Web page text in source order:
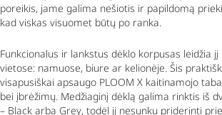
poreikis, jame galima nešiotis ir papildomą
kad viskas visuomet būtų po ranka.
Funkcionalus ir lankstus dėklo korpusas leidžia
vietose: namuose, biure ar kelionėje. Šis
visapusiškai apsaugo PLOOM X kaitinamojo
bei įbrėžimų. Medžiaginį dėklą galima rinktis iš
– Black arba Grey, todėl jį nesunku priderinti